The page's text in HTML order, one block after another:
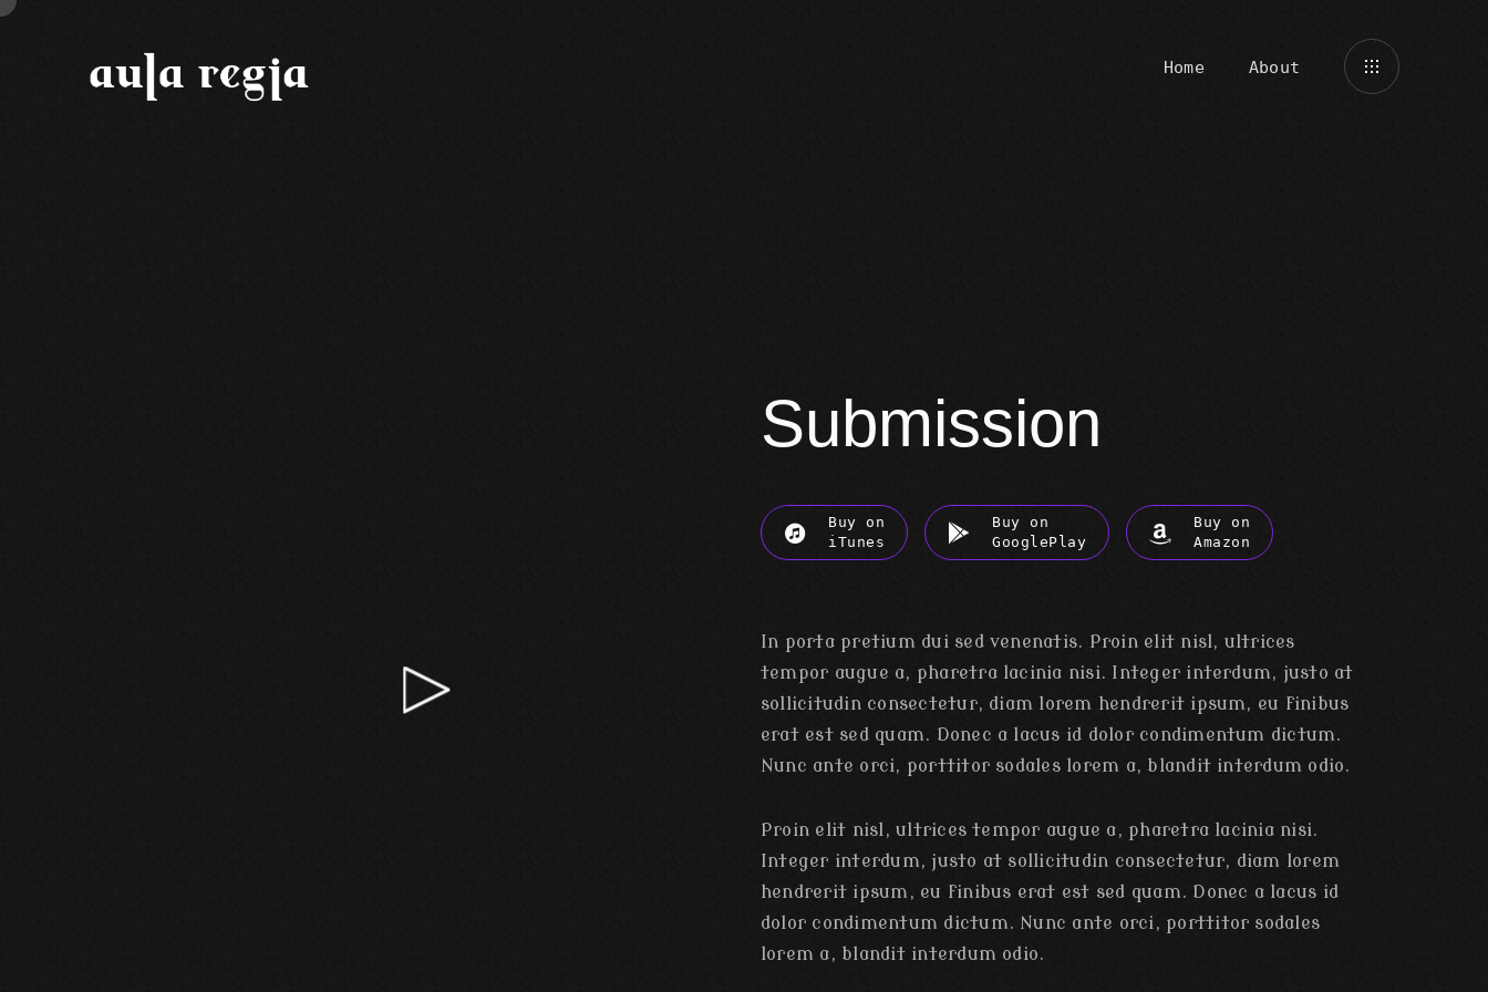
Home About
Submission
Buy on
iTunes
Buy on
GooglePlay
Buy on
Amazon
In porta pretium dui sed venenatis. Proin elit nisl, ultrices
tempor augue a, pharetra lacinia nisi. Integer interdum, justo at
sollicitudin consectetur, diam lorem hendrerit ipsum, eu finibus
erat est sed quam. Donec a lacus id dolor condimentum dictum.
Nunc ante orci, porttitor sodales lorem a, blandit interdum odio.
Proin elit nisl, ultrices tempor augue a, pharetra lacinia nisi.
Integer interdum, justo at sollicitudin consectetur, diam lorem
hendrerit ipsum, eu finibus erat est sed quam. Donec a lacus id
dolor condimentum dictum. Nunc ante orci, porttitor sodales
lorem a, blandit interdum odio.